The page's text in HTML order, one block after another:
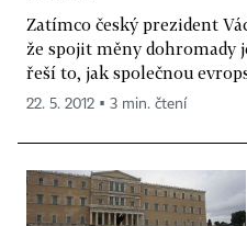
Zatímco český prezident
že spojit měny dohromady
řeší to, jak společnou
22. 5. 2012 ▪ 3 min. čtení